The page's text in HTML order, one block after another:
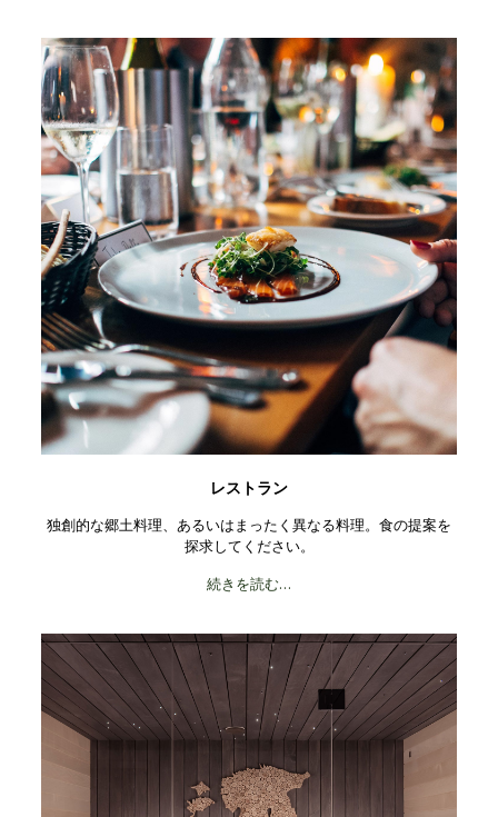
レストラン
独創的な郷土料理、あるいはまったく異なる料理。食の提案を
探求してください。
続きを読む…